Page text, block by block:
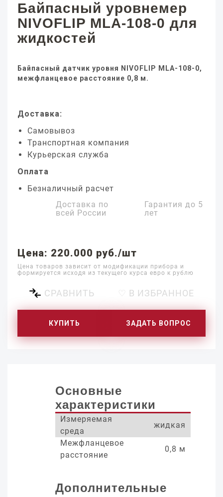
Байпасный уровнемер
NIVOFLIP MLA-108-0 для
жидкостей
Байпасный датчик уровня NIVOFLIP MLA-108-0,
межфланцевое расстояние 0,8 м.
Доставка:
Самовывоз
Транспортная компания
Курьерская служба
Оплата
Безналичный расчет
Доставка по
всей России
Гарантия до 5
лет
Цена: 220.000 руб./шт
Цена товаров зависит от модификации прибора и
формируется исходя из текущего курса евро к рублю
СРАВНИТЬ ♡ В ИЗБРАННОЕ
КУПИТЬ ЗАДАТЬ ВОПРОС
Основные
характеристики
Измеряемая
среда
жидкая
Межфланцевое
расстояние
0,8 м
Дополнительные